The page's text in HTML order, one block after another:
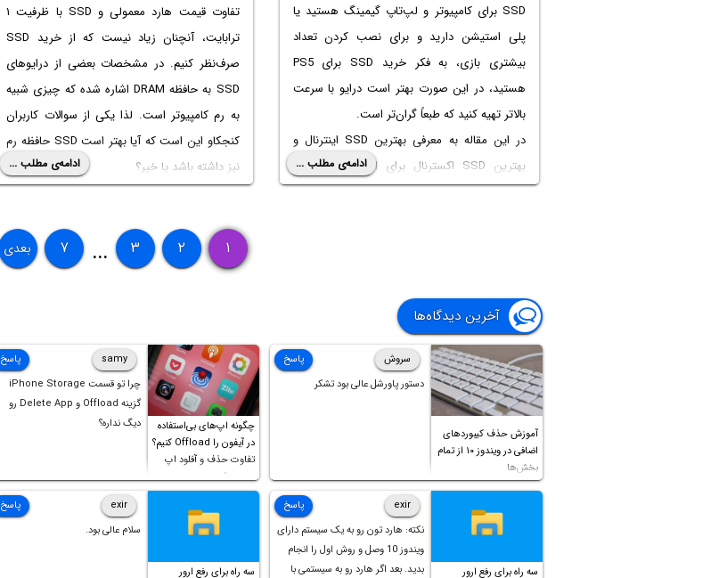
SSD برای کامپیوتر
و لپ‌تاپ گیمینگ هستید یا
پلی استیشن دارید و برای نصب کردن تعداد
بیشتری بازی، به فکرخرید SSD برای PS5
هستید، در این صورت بهتر است درایو با سرعت
بالاتر تهیه کنید که طبعاً گران‌تر است.
در این مقاله به معرفی بهترین SSD اینترنال
و
بهترین SSD اکسترنال برای انواع کاربردها، از
سیستم گیمینگ گرفته تا سیستم معمولی و اداری
ادامه‌ی مطلب ...
تفاوت قیمت هارد معمولی و SSD با ظرفیت ۱
ترابایت، آنچنان زیاد نیست که از خرید SSD
صرف‌نظر کنیم. در مشخصات بعضی از درایوهای
SSD به حافظه DRAM‌ اشاره شده که چیزی شبیه
به رم کامپیوتر است. لذا یکی از سوالات کاربران
کنجکاو این است که آیا بهتر است SSD حافظه رم
نیز داشته باشد یا خیر؟
در ادامه به موضوع حافظه رم در درایو SSD
می‌دهیم. با ما باشید.
ادامه‌ی مطلب ...
۱ ۲ ۳ ... ۷ بعدی
آخرین دیدگاه‌ها
آموزش حذف کیبوردهای
اضافی در ویندوز ۱۰ از تمام
بخش‌ها
سروش
دستور پاورشل عالی بود تشکر
پاسخ
چگونه اپ‌های بی‌استفاده
در آیفون را Offload کنیم؟
تفاوت حذف و آفلود اپ
چیست؟
samy
چرا تو قسمت iPhone Storage
گزینه Offload و Delete App رو
دیگ نداره؟
پاسخ
سه راه برای رفع ارور
exir
نکته: هارد تون رو به یک سیستم دارای
ویندوز 10 وصل و روش اول را انجام
بدید. بعد اگر هارد رو به سیستمی با
پاسخ
سه راه برای رفع ارور
exir
سلام عالی بود.
پاسخ